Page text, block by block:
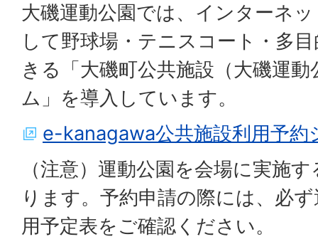
大磯運動公園では、インターネ
して野球場・テニスコート・多
きる「大磯町公共施設（大磯運
ム」を導入しています。
e-kanagawa公共施設利用予約
（注意）運動公園を会場に実施
ります。予約申請の際には、必
用予定表をご確認ください。